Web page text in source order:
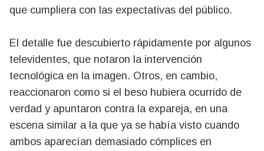
que cumpliera con las expectativas del público.
El detalle fue descubierto rápidamente por algunos
televidentes, que notaron la intervención
tecnológica en la imagen. Otros, en cambio,
reaccionaron como si el beso hubiera ocurrido de
verdad y apuntaron contra la expareja, en una
escena similar a la que ya se había visto cuando
ambos aparecían demasiado cómplices en